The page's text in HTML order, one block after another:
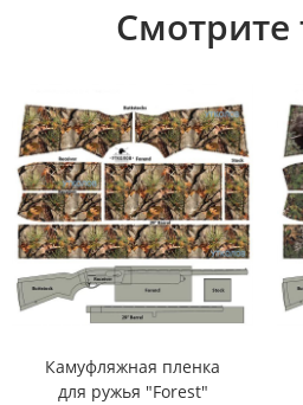
Смотрите
Камуфляжная пленка
для ружья "Forest"